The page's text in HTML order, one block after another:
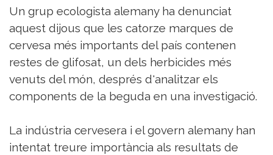
Vídeos
Gastronomia
Opinió
Espai
Nutrició
Sorteigs
Un grup ecologista alemany ha denunciat
aquest dijous que les catorze marques de
cervesa més importants del país contenen
restes de glifosat, un dels herbicides més
venuts del món, després d'analitzar els
components de la beguda en una investigació.
La indústria cervesera i el govern alemany han
intentat treure importància als resultats de